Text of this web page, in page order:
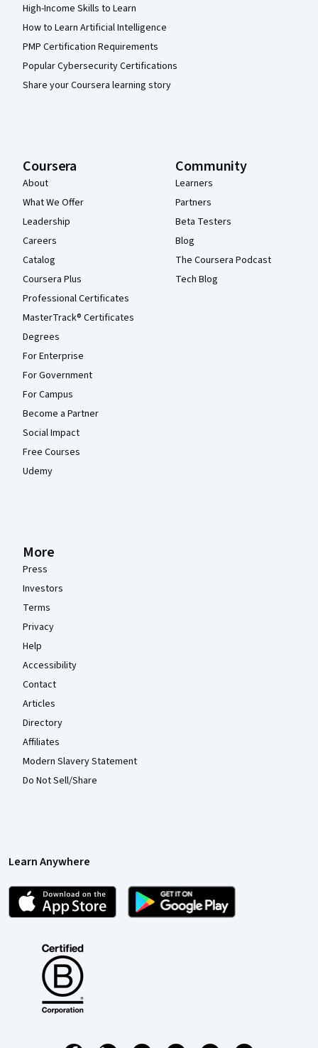
High-Income Skills to Learn
How to Learn Artificial Intelligence
PMP Certification Requirements
Popular Cybersecurity Certifications
Share your Coursera learning story
Coursera
About
What We Offer
Leadership
Careers
Catalog
Coursera Plus
Professional Certificates
MasterTrack® Certificates
Degrees
For Enterprise
For Government
For Campus
Become a Partner
Social Impact
Free Courses
Udemy
Community
Learners
Partners
Beta Testers
Blog
The Coursera Podcast
Tech Blog
More
Press
Investors
Terms
Privacy
Help
Accessibility
Contact
Articles
Directory
Affiliates
Modern Slavery Statement
Do Not Sell/Share
Learn Anywhere